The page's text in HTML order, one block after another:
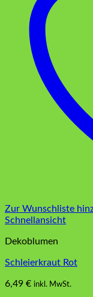
Zur Wunschliste
Schnellansicht
Dekoblumen
Schleierkraut Rot
6,49 € inkl. MwSt.